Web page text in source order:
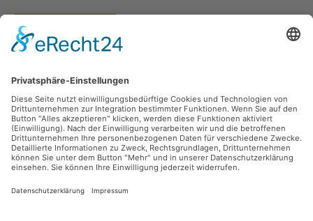
Vertrag widerrufen
Zahlungsarten
Sicher Einkaufen
Ladengeschäft
Newsletter